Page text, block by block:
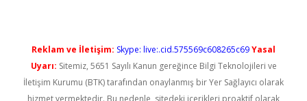
Reklam ve İletişim: Skype: live:.cid.575569c608265c69Yasal
Uyarı: Sitemiz, 5651 Sayılı Kanun gereğince Bilgi Teknolojileri ve
İletişim Kurumu (BTK) tarafından onaylanmış bir Yer Sağlayıcı olarak
hizmet vermektedir. Bu nedenle, sitedeki içerikleri proaktif olarak